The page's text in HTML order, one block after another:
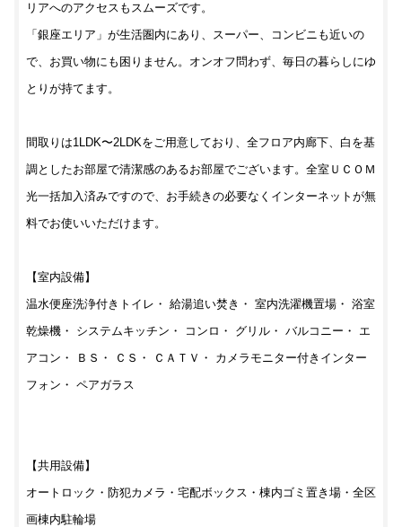
リアへのアクセスもスムーズです。
「銀座エリア」が生活圏内にあり、スーパー、コンビニも近いの
で、お買い物にも困りません。オンオフ問わず、毎日の暮らしにゆ
とりが持てます。
間取りは1LDK〜2LDKをご用意しており、全フロア内廊下、白を基
調としたお部屋で清潔感のあるお部屋でございます。全室ＵＣＯＭ
光一括加入済みですので、お手続きの必要なくインターネットが無
料でお使いいただけます。
【室内設備】
温水便座洗浄付きトイレ・ 給湯追い焚き・ 室内洗濯機置場・ 浴室
乾燥機・ システムキッチン・ コンロ・ グリル・ バルコニー・ エ
アコン・ ＢＳ・ ＣＳ・ ＣＡＴＶ・ カメラモニター付きインター
フォン・ ペアガラス
【共用設備】
オートロック・防犯カメラ・宅配ボックス・棟内ゴミ置き場・全区
画棟内駐輪場